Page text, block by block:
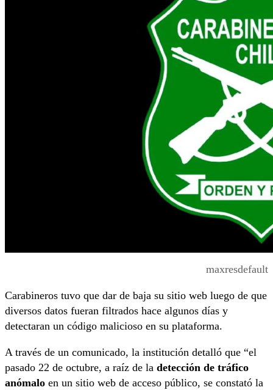
maxresdefault
Carabineros tuvo que dar de baja su sitio web luego de que
diversos datos fueran filtrados hace algunos días y
detectaran un código malicioso en su plataforma.
A través de un comunicado, la institución detalló que “el
pasado 22 de octubre, a raíz de la detección de tráfico
anómalo en un sitio web de acceso público, se constató la